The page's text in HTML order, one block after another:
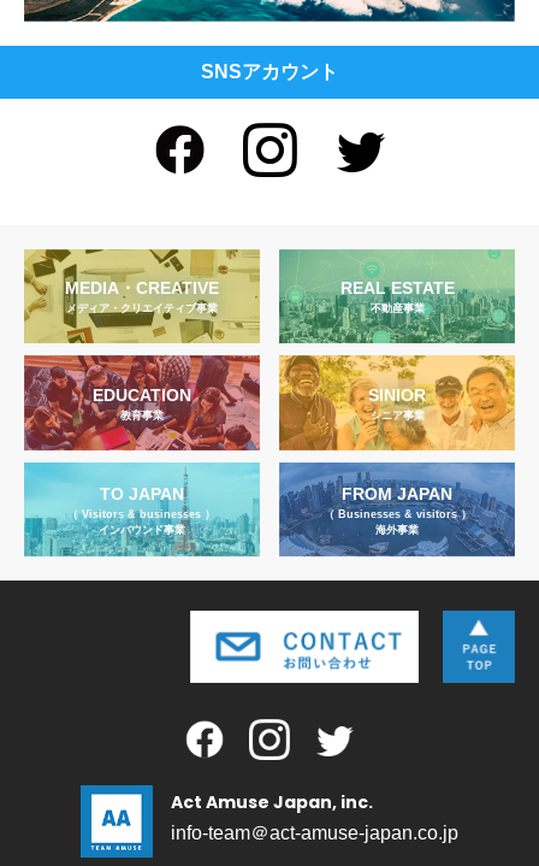
SNSアカウント
MEDIA・CREATIVE
メディア・クリエイティブ事業
REAL ESTATE
不動産事業
EDUCATION
教育事業
SINIOR
シニア事業
TO JAPAN
（ Visitors & businesses ）
インバウンド事業
FROM JAPAN
（ Businesses & visitors ）
海外事業
Act Amuse Japan, inc.
info-team＠act-amuse-japan.co.jp